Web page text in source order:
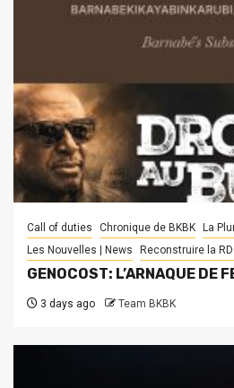
Call of duties Chronique de BKBK La
Les Nouvelles | News
Reconstruire la
GENOCOST: L’ARNAQUE DE
3 days ago Team BKBK